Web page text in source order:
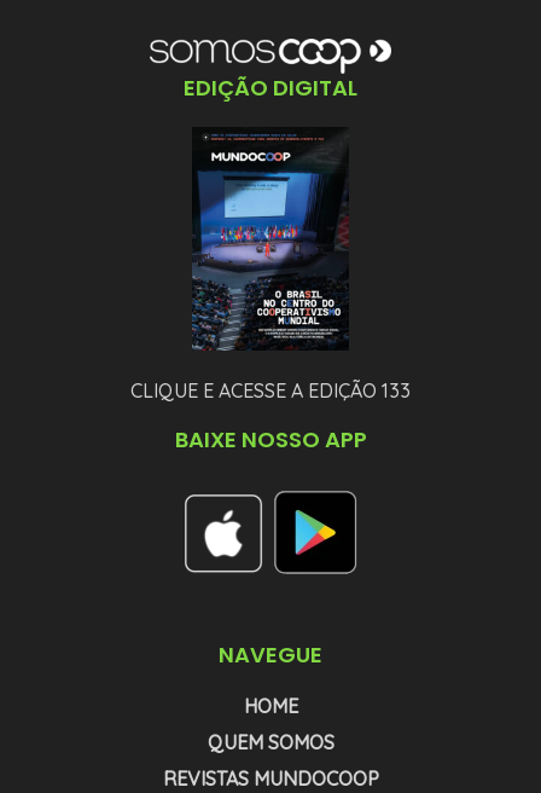
EDIÇÃO DIGITAL
CLIQUE E ACESSE A EDIÇÃO 133
BAIXE NOSSO APP
NAVEGUE
HOME
QUEM SOMOS
REVISTAS MUNDOCOOP